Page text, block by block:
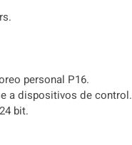
personal P16.
a dispositivos de control.
bit.